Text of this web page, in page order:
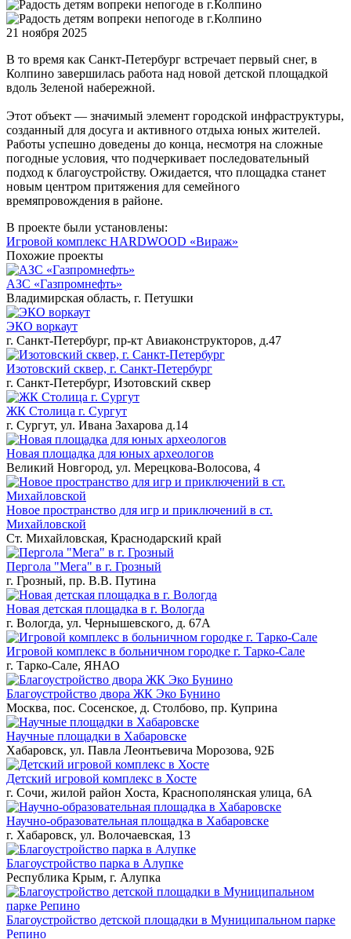
21 ноября 2025
В то время как Санкт-Петербург встречает первый снег, в
Колпино завершилась работа над новой детской площадкой
вдоль Зеленой набережной.
Этот объект — значимый элемент городской инфраструктуры,
созданный для досуга и активного отдыха юных жителей.
Работы успешно доведены до конца, несмотря на сложные
погодные условия, что подчеркивает последовательный
подход к благоустройству. Ожидается, что площадка станет
новым центром притяжения для семейного
времяпровождения в районе.
В проекте были установлены:
Игровой комплекс HARDWOOD «Вираж»
Похожие проекты
АЗС «Газпромнефть»
Владимирская область, г. Петушки
ЭКО воркаут
г. Санкт-Петербург, пр-кт Авиаконструкторов, д.47
Изотовский сквер, г. Санкт-Петербург
г. Санкт-Петербург, Изотовский сквер
ЖК Столица г. Сургут
г. Сургут, ул. Ивана Захарова д.14
Новая площадка для юных археологов
Великий Новгород, ул. Мерецкова-Волосова, 4
Новое пространство для игр и приключений в ст.
Михайловской
Ст. Михайловская, Краснодарский край
Пергола "Мега" в г. Грозный
г. Грозный, пр. В.В. Путина
Новая детская площадка в г. Вологда
г. Вологда, ул. Чернышевского, д. 67А
Игровой комплекс в больничном городке г. Тарко-Сале
г. Тарко-Сале, ЯНАО
Благоустройство двора ЖК Эко Бунино
Москва, пос. Сосенское, д. Столбово, пр. Куприна
Научные площадки в Хабаровске
Хабаровск, ул. Павла Леонтьевича Морозова, 92Б
Детский игровой комплекс в Хосте
г. Сочи, жилой район Хоста, Краснополянская улица, 6А
Научно-образовательная площадка в Хабаровске
г. Хабаровск, ул. Волочаевская, 13
Благоустройство парка в Алупке
Республика Крым, г. Алупка
Благоустройство детской площадки в Муниципальном парке
Репино